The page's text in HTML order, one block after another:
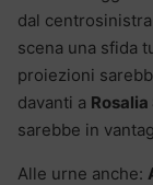
dal
scena una sfida
proiezioni
davanti a
sarebbe in
Alle urne anche: